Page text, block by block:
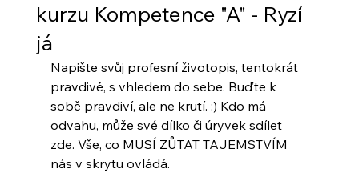
kurzu Kompetence "A" - Ryzí
já
Napište svůj profesní životopis, tentokrát
pravdivě, s vhledem do sebe. Buďte k
sobě pravdiví, ale ne krutí. :) Kdo má
odvahu, může své dílko či úryvek sdílet
zde. Vše, co MUSÍ ZŮTAT TAJEMSTVÍM
nás v skrytu ovládá.